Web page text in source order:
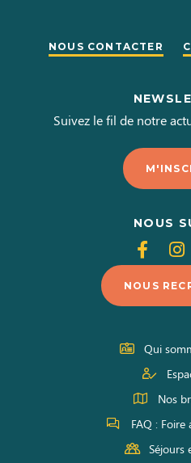
NOUS CONTACTER
Suivez le fil de notre
NOUS
nous
sur
NOUS
Qui
Nos
FAQ : Foire
Séjours